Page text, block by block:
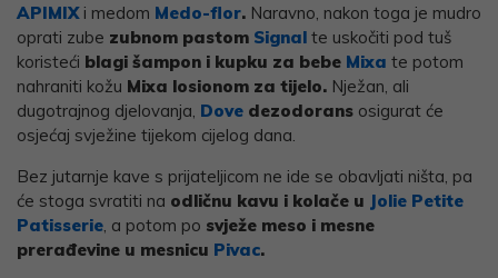
APIMIXi medom Medo-flor. Naravno, nakon toga je mudro
oprati zube zubnom pastom Signal te uskočiti pod tuš
koristeći blagi šampon i kupku za bebe Mixa te potom
nahraniti kožu Mixa losionom za tijelo. Nježan, ali
dugotrajnog djelovanja, Dove dezodorans osigurat će
osjećaj svježine tijekom cijelog dana.
Bez jutarnje kave s prijateljicom ne ide se obavljati ništa, pa
će stoga svratiti na odličnu kavu i kolače u Jolie Petite
Patisserie , a potom po svježe meso i mesne
prerađevine u mesnicu Pivac.